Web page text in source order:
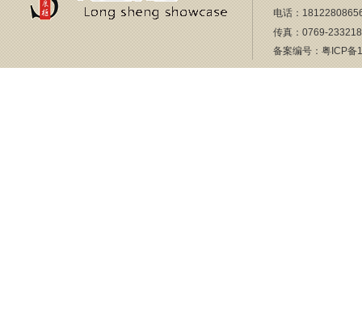
电话：
传真：0769-
备案编号： 粤ICP备